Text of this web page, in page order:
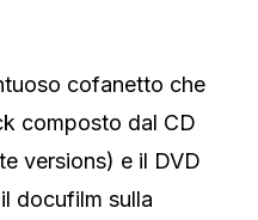
cofanetto che
composto dal CD
versions) e il DVD
docufilm sulla